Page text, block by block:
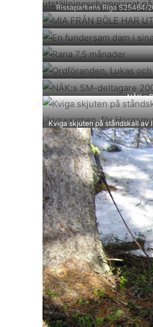
Rissaparkens Riga S25464/
NÄK:s
Kviga skjuten på ståndskall av